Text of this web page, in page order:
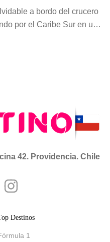
a bordo del crucero
por el Caribe Sur en una
relajación, paisajes
bordo. Itinerario: Caribe
42. Providencia. Chile
Destinos
1